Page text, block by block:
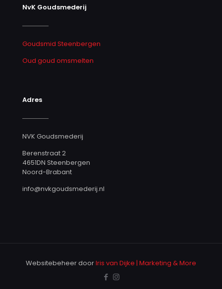
NvK Goudsmederij
Goudsmid Steenbergen
Oud goud omsmelten
Adres
NVK Goudsmederij
Berenstraat 2
4651DN Steenbergen
Noord-Brabant
info@nvkgoudsmederij.nl
Websitebeheer doorIris van Dijke | Marketing & More